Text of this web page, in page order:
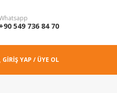
+90 549 736 84 70
GIRIŞ YAP / ÜYE OL